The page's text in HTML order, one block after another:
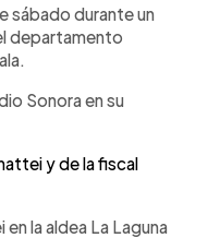
sábado durante un
departamento
Sonora en su
y de la fiscal
la aldea La Laguna